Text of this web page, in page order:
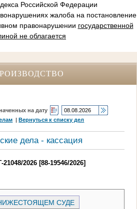
Российской Федерации
жалоба на постановление
правонарушении государственной
не облагается
на дату
|Вернуться к списку дел
дела - кассация
2026 [88-19546/2026]
СУДЕ